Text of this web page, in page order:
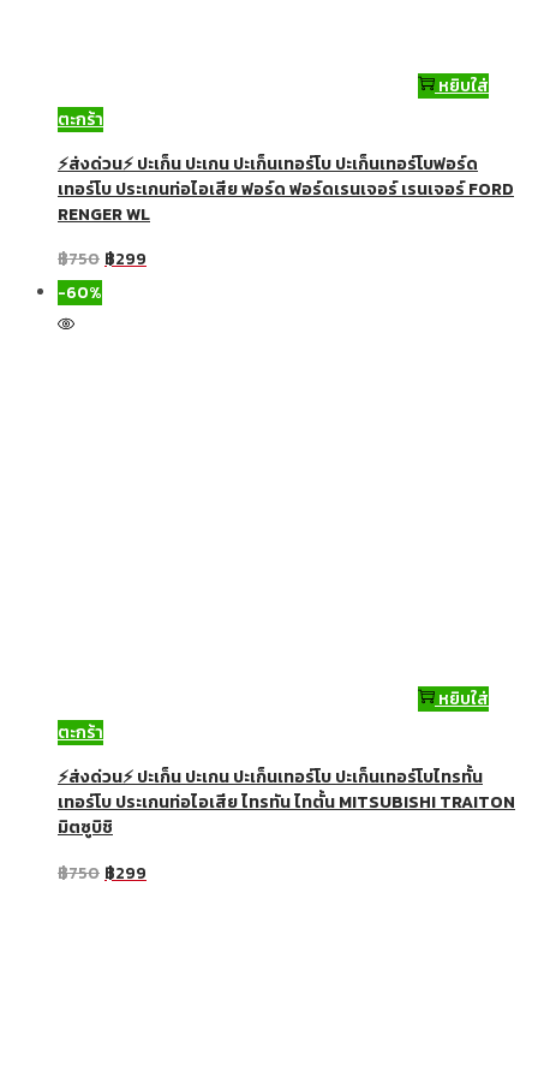
หยิบใส่
ตะกร้า
⚡ส่งด่วน⚡ ปะเก็น ปะเกน ปะเก็นเทอร์โบ ปะเก็นเทอร์โบฟอร์ด
เทอร์โบ ประเกนท่อไอเสีย ฟอร์ด ฟอร์ดเรนเจอร์ เรนเจอร์ FORD
RENGER WL
฿750฿299
-60%
หยิบใส่
ตะกร้า
⚡ส่งด่วน⚡ ปะเก็น ปะเกน ปะเก็นเทอร์โบ ปะเก็นเทอร์โบไทรทั้น
เทอร์โบ ประเกนท่อไอเสีย ไทรทัน ไทตั้น MITSUBISHI TRAITON
มิตซูบิชิ
฿750 ฿299